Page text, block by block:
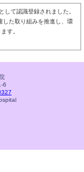
して認識登録されました。
した取り組みを推進し、環
す。
6